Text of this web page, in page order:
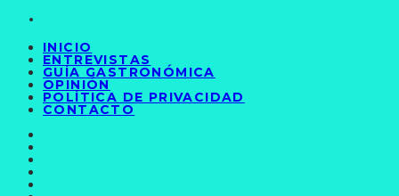
INICIO
ENTREVISTAS
GUÍA GASTRONÓMICA
OPINIÓN
POLÍTICA DE PRIVACIDAD
CONTACTO